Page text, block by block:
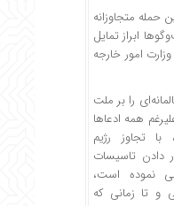
حمله متجاوزانه
ابراز تمایل
امور خارجه
را بر ملت
همه ادعاها
تجاوز رژیم
دادن تاسیسات
نموده است،
تا زمانی که